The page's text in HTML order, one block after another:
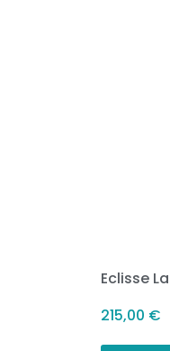
Eclisse
215,00 €